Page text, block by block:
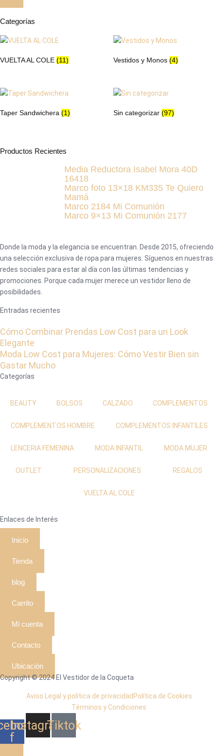
producto
Categorías
VUELTA AL COLE (11) Vestidos y Monos (4)
Taper Sandwichera (1) Sin categorizar (97)
Productos Recientes
Media Reductora Isabel Mora 40D
16418
Marco foto 13×18 KM335 Te Quiero
Mamá
Marco 2184 Mi Comunión
Marco 9×13 Mi Comunión 2177
Donde la moda y la elegancia se encuentran. Desde 2015, ofreciendo
una selección exclusiva de ropa para mujeres. Síguenos en nuestras
redes sociales para estar al día con las últimas tendencias y
promociones. Porque cada mujer merece un vestidor lleno de
posibilidades.
Entradas recientes
Cómo Combinar Prendas Low Cost para un Look
Elegante
Moda Low Cost para Mujeres: Cómo Vestir Bien sin
Gastar Mucho
Categorías
BEAUTY BOLSOS CALZADO COMPLEMENTOS
COMPLEMENTOS HOMBRE COMPLEMENTOS INFANTILES
LENCERIA FEMENINA MODA INFANTIL MODA MUJER
OUTLET PERSONALIZACIONES REGALOS
VUELTA AL COLE
Enlaces de Interés
Inicio
Tienda
blog
Carrito
Mi cuenta
Contacto
Ubicación
Copyright © 2024 El Vestidor de la Coqueta
Aviso Legal y política de privacidad Política de Cookies
Términos y Condiciones
f
Instagram
Tiktok